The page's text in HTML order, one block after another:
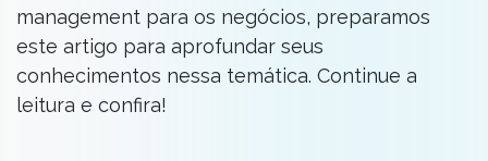
management para os negócios, preparamos
este artigo para aprofundar seus
conhecimentos nessa temática. Continue a
leitura e confira!